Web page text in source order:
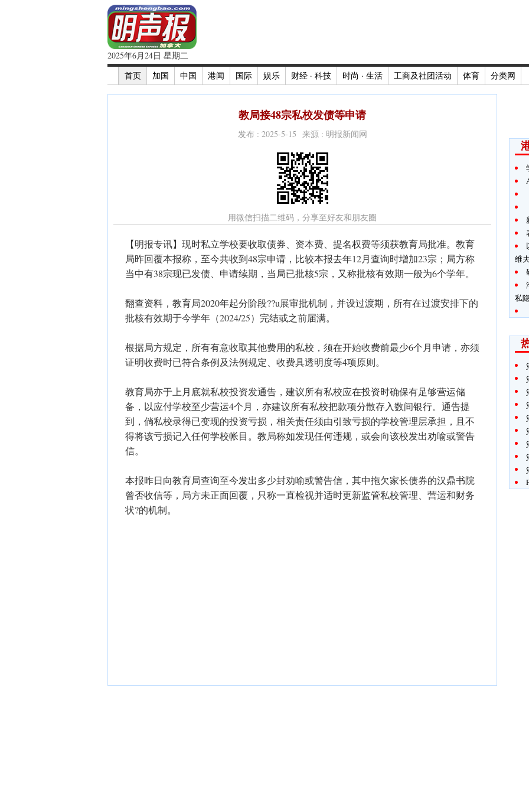
2025年6月24日 星期二
首页
加国 中国 港闻 国际 娱乐 财经 · 科技 时尚 · 生活 工商及社团活动 体育 分类网
教局接48宗私校发债等申请
发布 : 2025-5-15 来源 : 明报新闻网
用微信扫描二维码，分享至好友和朋友圈
【明报专讯】现时私立学校要收取债券、资本费、提名权费等须获教育局批准。教育
局昨回覆本报称，至今共收到48宗申请，比较本报去年12月查询时增加23宗；局方称
当中有38宗现已发债、申请续期，当局已批核5宗，又称批核有效期一般为6个学年。
翻查资料，教育局2020年起分阶段??u展审批机制，并设过渡期，所有在过渡安排下的
批核有效期于今学年（2024/25）完结或之前届满。
根据局方规定，所有有意收取其他费用的私校，须在开始收费前最少6个月申请，亦须
证明收费时已符合条例及法例规定、收费具透明度等4项原则。
教育局亦于上月底就私校投资发通告，建议所有私校应在投资时确保有足够营运储
备，以应付学校至少营运4个月，亦建议所有私校把款项分散存入数间银行。通告提
到，倘私校录得已变现的投资亏损，相关责任须由引致亏损的学校管理层承担，且不
得将该亏损记入任何学校帐目。教局称如发现任何违规，或会向该校发出劝喻或警告
信。
本报昨日向教育局查询至今发出多少封劝喻或警告信，其中拖欠家长债券的汉鼎书院
曾否收信等，局方未正面回覆，只称一直检视并适时更新监管私校管理、营运和财务
状?的机制。
维
私